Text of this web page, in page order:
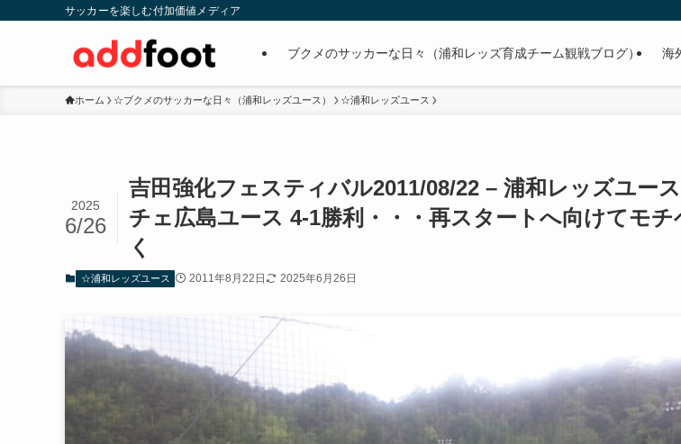
サッカーを楽しむ付加価値メディア
ブクメのサッカーな日々（浦和レッズ育成チーム観戦ブログ） 海
ホーム ☆ブクメのサッカーな日々（浦和レッズユース） ☆浦和レッズユース
吉田強化フェスティバル2011/08/22 – 浦和レッズユー
チェ広島ユース 4-1勝利・・・再スタートへ向けてモ
く
2025
6/26
☆浦和レッズユース 2011年8月22日 2025年6月26日